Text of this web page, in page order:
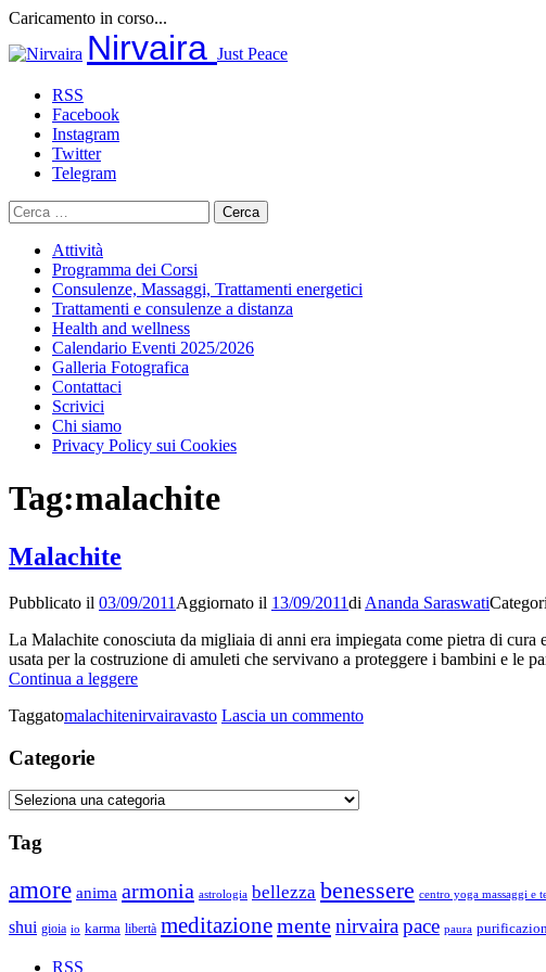
Caricamento in corso...
al
Nirvaira Just Peace
RSS
Facebook
Instagram
Twitter
Telegram
Ricerca
per:
Attività
Programma dei Corsi
Consulenze, Massaggi, Trattamenti energetici
Trattamenti e consulenze a distanza
Health and wellness
Calendario Eventi 2025/2026
Galleria Fotografica
Contattaci
Scrivici
Chi siamo
Privacy Policy sui Cookies
Tag:malachite
Malachite
Pubblicato il 03/09/2011 Aggiornato il 13/09/2011di Ananda Saraswati
La Malachite conosciuta da migliaia di anni era impiegata come pietra di
usata per la costruzione di amuleti che servivano a proteggere i bambini e le
Continua a leggereMalachite
Taggatomalachitenirvairavasto Lascia un commentosu
Categorie
Categorie
Tag
amore anima armonia astrologia bellezza benessere centro yoga massaggi e
shui gioia io karma libertà meditazionementenirvairapace paura
RSS